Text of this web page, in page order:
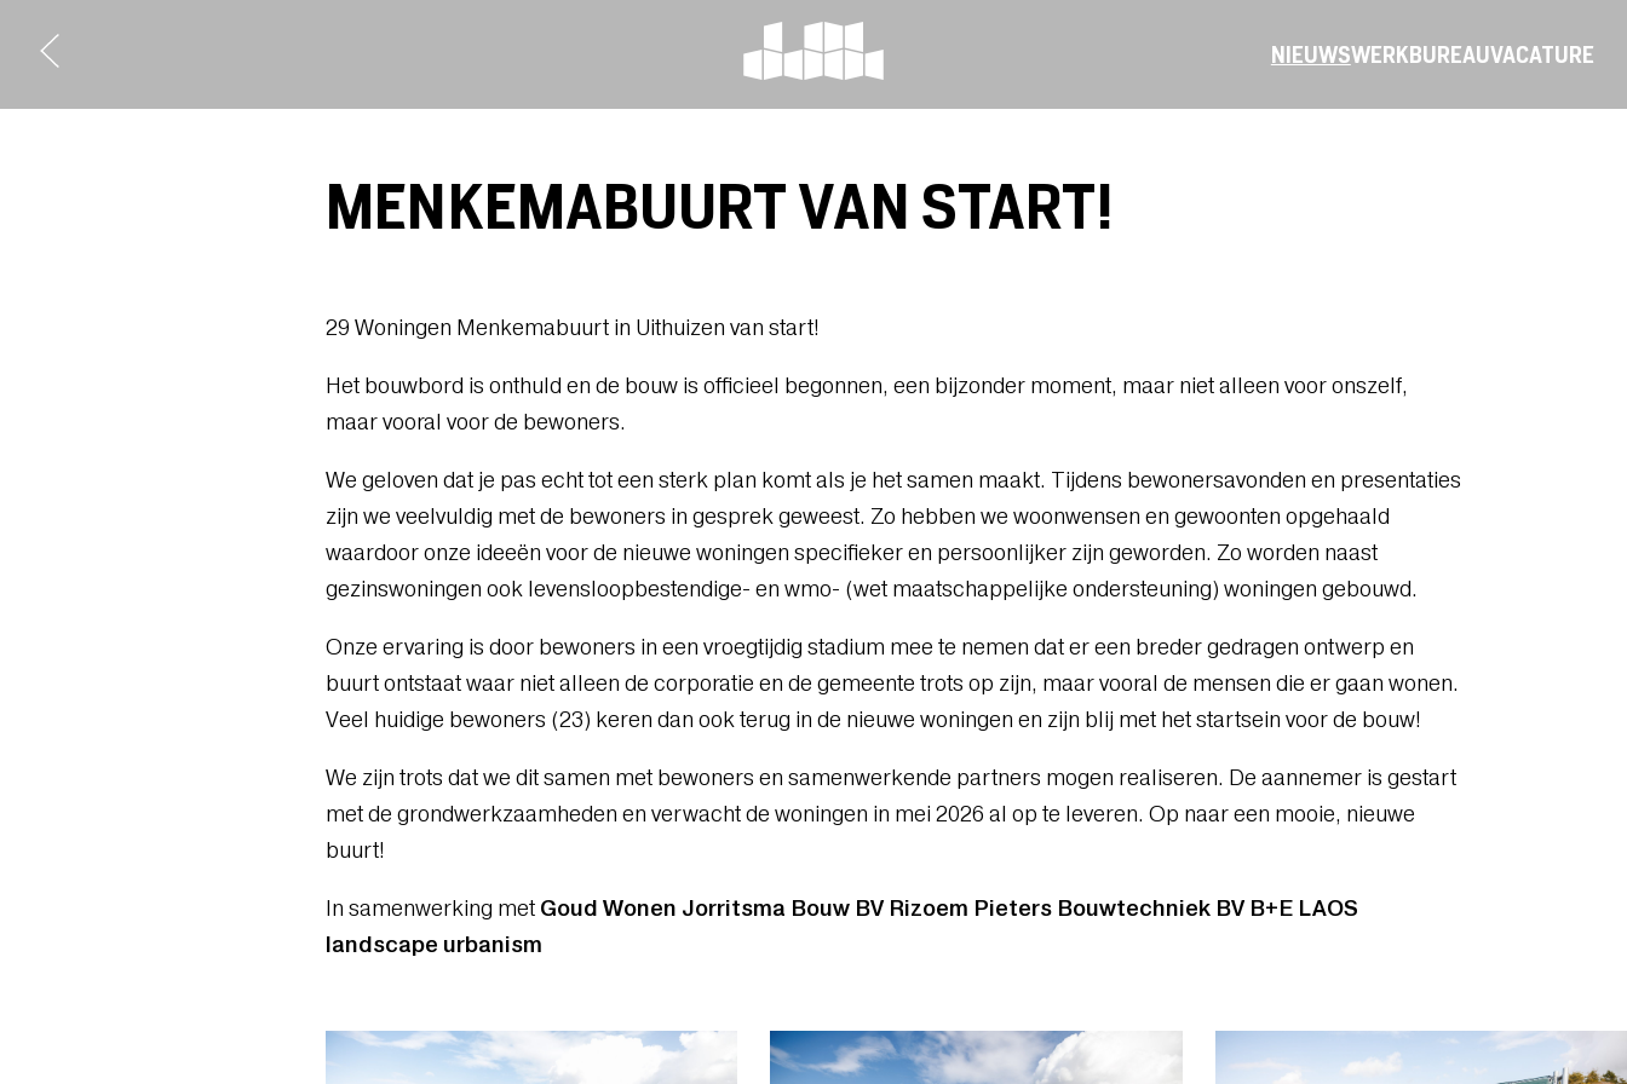
NIEUWSWERKBUREAUVACATURE
MENKEMABUURT VAN START!
29 Woningen Menkemabuurt in Uithuizen van start!
Het bouwbord is onthuld en de bouw is officieel begonnen, een bijzonder moment, maar niet alleen voor onszelf,
maar vooral voor de bewoners.
We geloven dat je pas echt tot een sterk plan komt als je het samen maakt. Tijdens bewonersavonden en presentaties
zijn we veelvuldig met de bewoners in gesprek geweest. Zo hebben we woonwensen en gewoonten opgehaald
waardoor onze ideeën voor de nieuwe woningen specifieker en persoonlijker zijn geworden. Zo worden naast
gezinswoningen ook levensloopbestendige- en wmo- (wet maatschappelijke ondersteuning) woningen gebouwd.
Onze ervaring is door bewoners in een vroegtijdig stadium mee te nemen dat er een breder gedragen ontwerp en
buurt ontstaat waar niet alleen de corporatie en de gemeente trots op zijn, maar vooral de mensen die er gaan wonen.
Veel huidige bewoners (23) keren dan ook terug in de nieuwe woningen en zijn blij met het startsein voor de bouw!
We zijn trots dat we dit samen met bewoners en samenwerkende partners mogen realiseren. De aannemer is gestart
met de grondwerkzaamheden en verwacht de woningen in mei 2026 al op te leveren. Op naar een mooie, nieuwe
buurt!
In samenwerking met Goud Wonen Jorritsma Bouw BV Rizoem Pieters Bouwtechniek BV B+E LAOS
landscape urbanism